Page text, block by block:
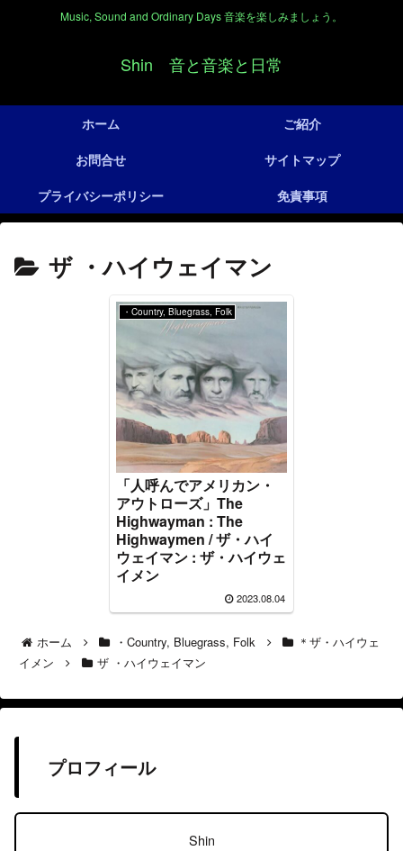
Music, Sound and Ordinary Days 音楽を楽しみましょう。
Shin 音と音楽と日常
ホーム
ご紹介
お問合せ
サイトマップ
プライバシーポリシー
免責事項
ザ ・ハイウェイマン
・Country, Bluegrass, Folk
「人呼んでアメリカン・
アウトローズ」The
Highwayman : The
Highwaymen / ザ・ハイ
ウェイマン : ザ・ハイウェ
イメン
2023.08.04
ホーム ・Country, Bluegrass, Folk
＊ザ・ハイウェ
イメン
ザ ・ハイウェイマン
プロフィール
Shin